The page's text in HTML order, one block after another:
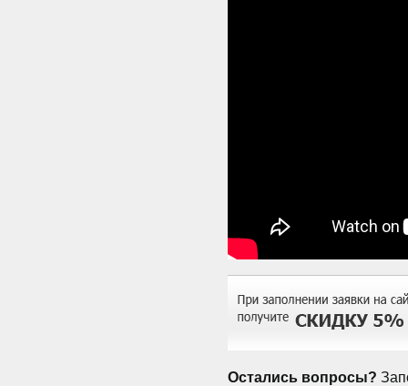
Остались вопросы?